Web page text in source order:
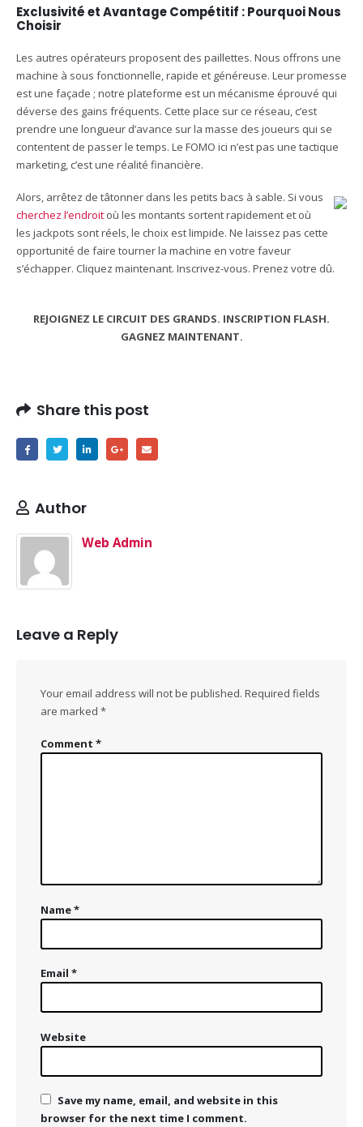
Exclusivité et Avantage Compétitif : Pourquoi Nous
Choisir
Les autres opérateurs proposent des paillettes. Nous offrons une
machine à sous fonctionnelle, rapide et généreuse. Leur promesse
est une façade ; notre plateforme est un mécanisme éprouvé qui
déverse des gains fréquents. Cette place sur ce réseau, c’est
prendre une longueur d’avance sur la masse des joueurs qui se
contentent de passer le temps. Le FOMO ici n’est pas une tactique
marketing, c’est une réalité financière.
Alors, arrêtez de tâtonner dans les petits bacs à sable. Si vous
cherchez l’endroit où les montants sortent rapidement et où
les jackpots sont réels, le choix est limpide. Ne laissez pas cette
opportunité de faire tourner la machine en votre faveur
s’échapper. Cliquez maintenant. Inscrivez-vous. Prenez votre dû.
REJOIGNEZ LE CIRCUIT DES GRANDS. INSCRIPTION FLASH.
GAGNEZ MAINTENANT.
Share this post
Author
Web Admin
Leave a Reply
Your email address will not be published. Required fields
are marked *
Comment *
Name*
Email *
Website
Save my name, email, and website in this
browser for the next time I comment.
Domain Registration WebhostCost of website design